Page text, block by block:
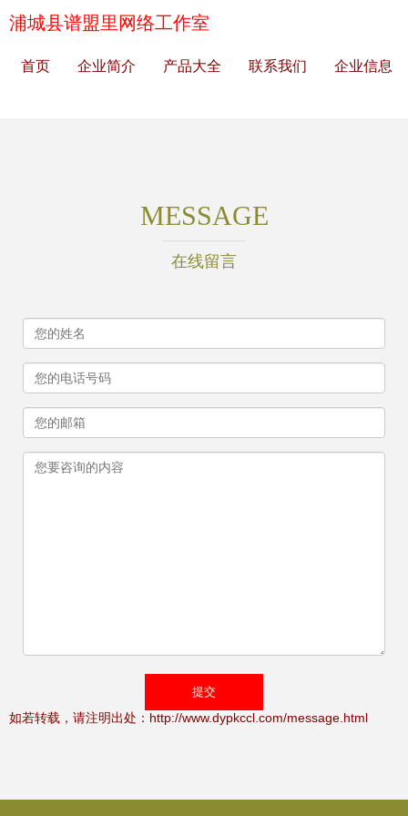
浦城县谱盟里网络工作室
首页 企业简介 产品大全 联系我们 企业信息
MESSAGE
在线留言
如若转载，请注明出处：http://www.dypkccl.com/message.html